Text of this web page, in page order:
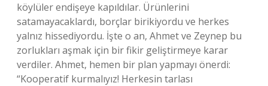
köylüler endişeye kapıldılar. Ürünlerini
satamayacaklardı, borçlar birikiyordu ve herkes
yalnız hissediyordu. İşte o an, Ahmet ve Zeynep bu
zorlukları aşmak için bir fikir geliştirmeye karar
verdiler. Ahmet, hemen bir plan yapmayı önerdi:
“Kooperatif kurmalıyız! Herkesin tarlası